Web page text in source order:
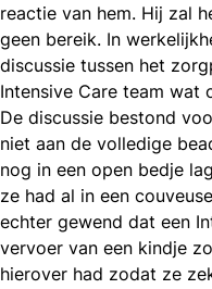
reactie van hem. Hij zal
geen bereik. In
discussie tussen het
Intensive Care team wat
De discussie bestond
niet aan de volledige
nog in een open bedje
ze had al in een
echter gewend dat een
vervoer van een kindje
hierover had zodat ze